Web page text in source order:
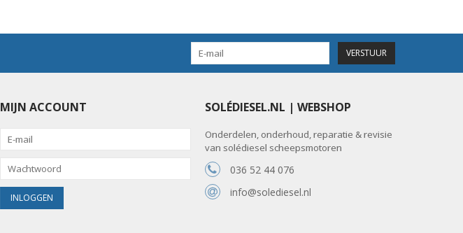
VERSTUUR
MIJN ACCOUNT SOLÉDIESEL.NL | WEBSHOP
Onderdelen, onderhoud, reparatie & revisie
van solédiesel scheepsmotoren
036 52 44 076
info@solediesel.nl